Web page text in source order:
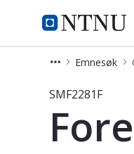
NTNU Hjemmeside
Studier
Emnesøk
Emne -SMF2281F